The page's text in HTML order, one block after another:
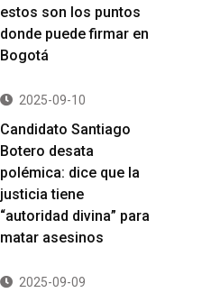
estos son los puntos
donde puede firmar en
Bogotá
2025-09-10
Candidato Santiago
Botero desata
polémica: dice que la
justicia tiene
“autoridad divina” para
matar asesinos
2025-09-09